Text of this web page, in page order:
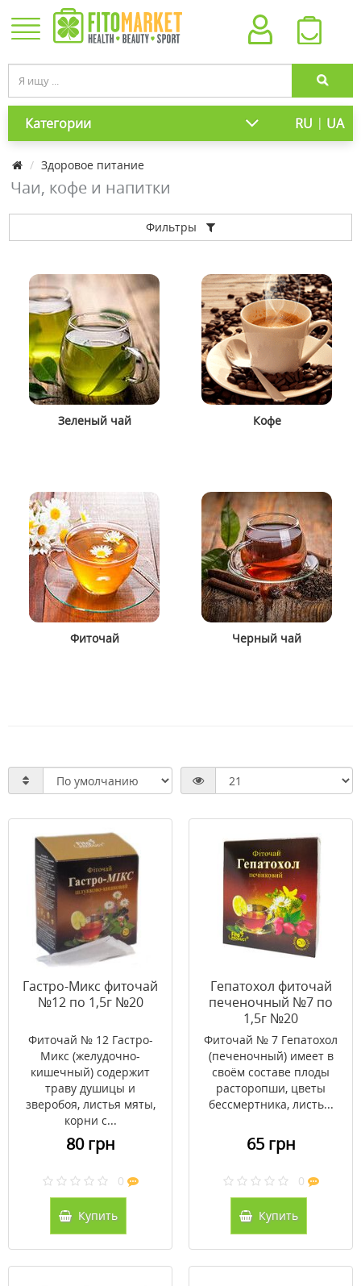
Категории RU | UA
Здоровое питание
Чаи, кофе и напитки
Фильтры
Зеленый чай Кофе
Фиточай Черный чай
Гастро-Микс фиточай
№12 по 1,5г №20
Фиточай № 12 Гастро-
Микс (желудочно-
кишечный) содержит
траву душицы и
зверобоя, листья мяты,
корни с...
80 грн
0
Купить
Гепатохол фиточай
печеночный №7 по
1,5г №20
Фиточай № 7 Гепатохол
(печеночный) имеет в
своём составе плоды
расторопши, цветы
бессмертника, листь...
65 грн
0
Купить